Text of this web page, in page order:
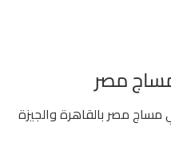
مصر
مساج مصر بالقاهرة والجيزة